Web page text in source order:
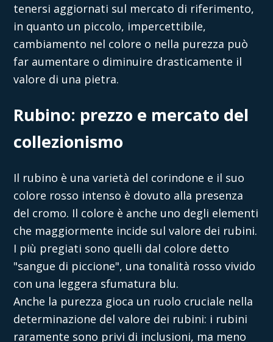
tenersi aggiornati sul mercato di riferimento,
in quanto un piccolo, impercettibile,
cambiamento nel colore o nella purezza può
far aumentare o diminuire drasticamente il
valore di una pietra.
Rubino: prezzo e mercato del
collezionismo
Il rubino è una varietà del corindone e il suo
colore rosso intenso è dovuto alla presenza
del cromo. Il colore è anche uno degli elementi
che maggiormente incide sul valore dei rubini.
I più pregiati sono quelli dal colore detto
"sangue di piccione", una tonalità rosso vivido
con una leggera sfumatura blu.
Anche la purezza gioca un ruolo cruciale nella
determinazione delvalore dei rubini: i rubini
raramente sono privi di inclusioni, ma meno